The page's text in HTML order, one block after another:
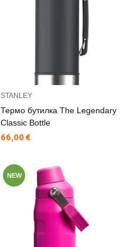
STANLEY
Термо бутилка The Legendary
Classic Bottle
Текуща цена:
66,00 €
NEW